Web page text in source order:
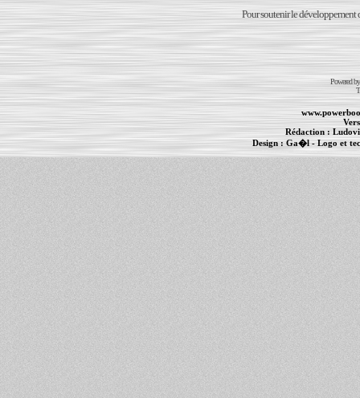
Pour soutenir le développement
Powered
Rédaction :
Design :Ga�l- Logo et
PowerBook